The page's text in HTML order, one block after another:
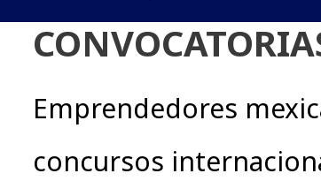
Emprendedores
concursos